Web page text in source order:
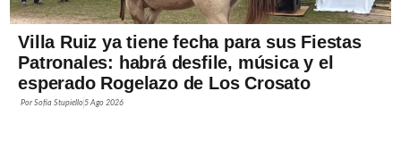
Villa Ruiz ya tiene fecha para sus Fiestas
Patronales: habrá desfile, música y el
esperado Rogelazo de Los Crosato
PorSofía Stupiello5 Ago 2026